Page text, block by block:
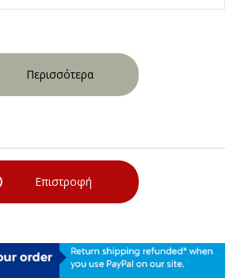
Περισσότερα
Επιστροφή